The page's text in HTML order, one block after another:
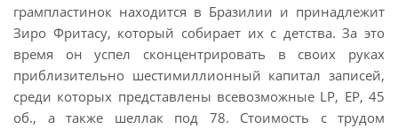
грампластинок находится в Бразилии и принадлежит
Зиро Фритасу, который собирает их с детства. За это
время он успел сконцентрировать в своих руках
приблизительно шестимиллионный капитал записей,
среди которых представлены всевозможные LP, EP, 45
об., а также шеллак под 78. Стоимость с трудом